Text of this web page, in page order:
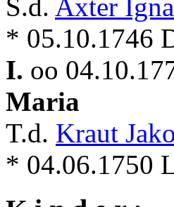
S.d. Axter
* 05.10.1746
I. oo
Maria
T.d. Kraut
* 04.06.1750